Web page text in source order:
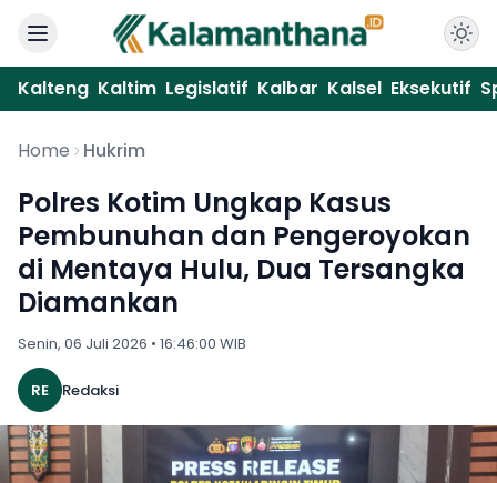
Kalteng Kaltim Legislatif Kalbar Kalsel Eksekutif
Home Hukrim
Polres Kotim Ungkap Kasus
Pembunuhan dan Pengeroyokan
di Mentaya Hulu, Dua Tersangka
Diamankan
Senin, 06 Juli 2026 • 16:46:00 WIB
RE Redaksi